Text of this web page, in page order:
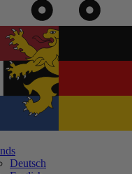
Deutsch